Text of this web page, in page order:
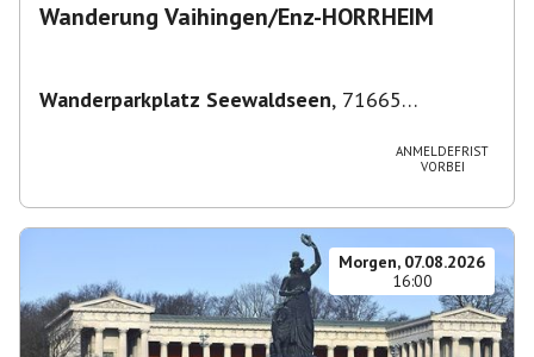
Wanderung Vaihingen/Enz-HORRHEIM
Wanderparkplatz Seewaldseen, 71665
ANMELDEFRIST
VORBEI
Morgen, 07.08.2026
16:00